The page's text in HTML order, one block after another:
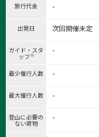
旅行代金 -
出発日 次回開催未定
ガイド・スタ
ッフ※ -
最少催行人数 -
最大催行人数 -
登山に必要の
ない荷物
-